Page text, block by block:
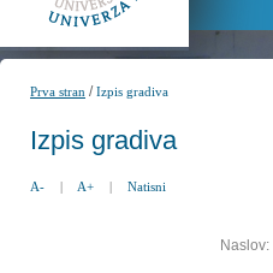
Prva stran /Izpis gradiva
Izpis gradiva
A- | A+ | Natisni
Naslov: